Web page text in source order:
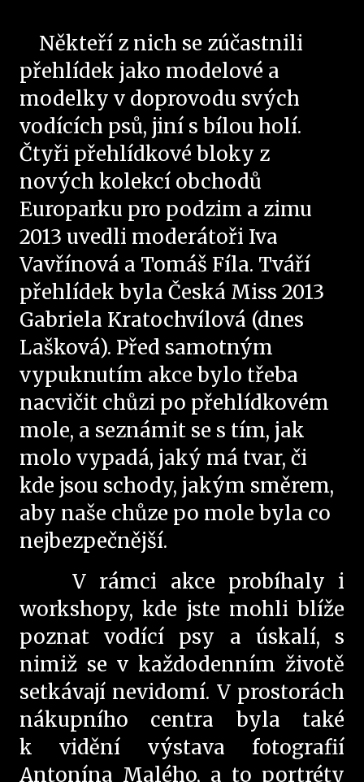
Někteří z nich se zúčastnili
přehlídek jako modelové a
modelky v doprovodu svých
vodících psů, jiní s bílou holí.
Čtyři přehlídkové bloky z
nových kolekcí obchodů
Europarku pro podzim a zimu
2013 uvedli moderátoři Iva
Vavřínová a Tomáš Fíla. Tváří
přehlídek byla Česká Miss 2013
Gabriela Kratochvílová (dnes
Lašková). Před samotným
vypuknutím akce bylo třeba
nacvičit chůzi po přehlídkovém
mole, a seznámit se s tím, jak
molo vypadá, jaký má tvar, či
kde jsou schody, jakým směrem,
aby naše chůze po mole byla co
nejbezpečnější.
V rámci akce probíhaly i
workshopy, kde jste mohli blíže
poznat vodící psy a úskalí, s
nimiž se v každodenním životě
setkávají nevidomí. V prostorách
nákupního centra byla také
k vidění výstava fotografií
Antonína Malého, a to portréty